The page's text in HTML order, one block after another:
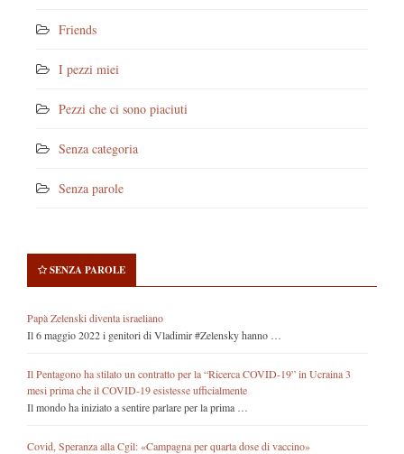
Friends
I pezzi miei
Pezzi che ci sono piaciuti
Senza categoria
Senza parole
SENZA PAROLE
Papà Zelenski diventa israeliano
Il 6 maggio 2022 i genitori di Vladimir #Zelensky hanno …
Il Pentagono ha stilato un contratto per la “Ricerca COVID-19” in Ucraina 3
mesi prima che il COVID-19 esistesse ufficialmente
Il mondo ha iniziato a sentire parlare per la prima …
Covid, Speranza alla Cgil: «Campagna per quarta dose di vaccino»